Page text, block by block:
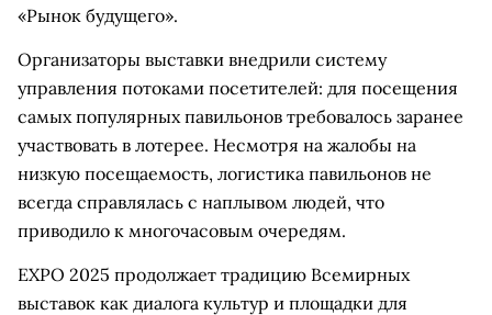
«Рынок будущего».
Организаторы выставки внедрили систему
управления потоками посетителей: для посещения
самых популярных павильонов требовалось заранее
участвовать в лотерее. Несмотря на жалобы на
низкую посещаемость, логистика павильонов не
всегда справлялась с наплывом людей, что
приводило к многочасовым очередям.
EXPO 2025 продолжает традицию Всемирных
выставок как диалога культур и площадки для